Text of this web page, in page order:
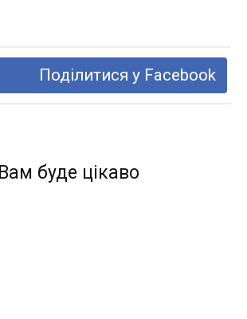
Поділитися у Facebook
Вам буде цікаво